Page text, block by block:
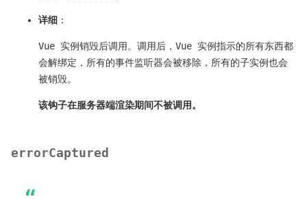
详细 ：
Vue 实例销毁后调用。调用后，Vue 实例指示的所有东西都
会解绑定，所有的事件监听器会被移除，所有的子实例也会
被销毁。
该钩子在服务器端渲染期间不被调用。
errorCaptured